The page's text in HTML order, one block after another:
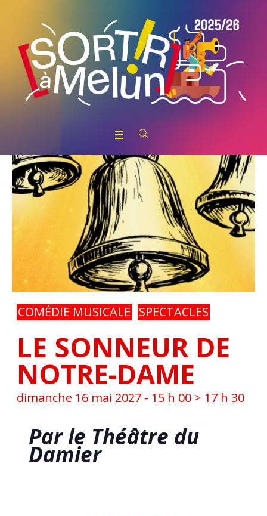
COMÉDIE MUSICALE SPECTACLES
LE SONNEUR DE
NOTRE-DAME
dimanche 16 mai 2027 - 15 h 00 > 17 h 30
Par le Théâtre du
Damier